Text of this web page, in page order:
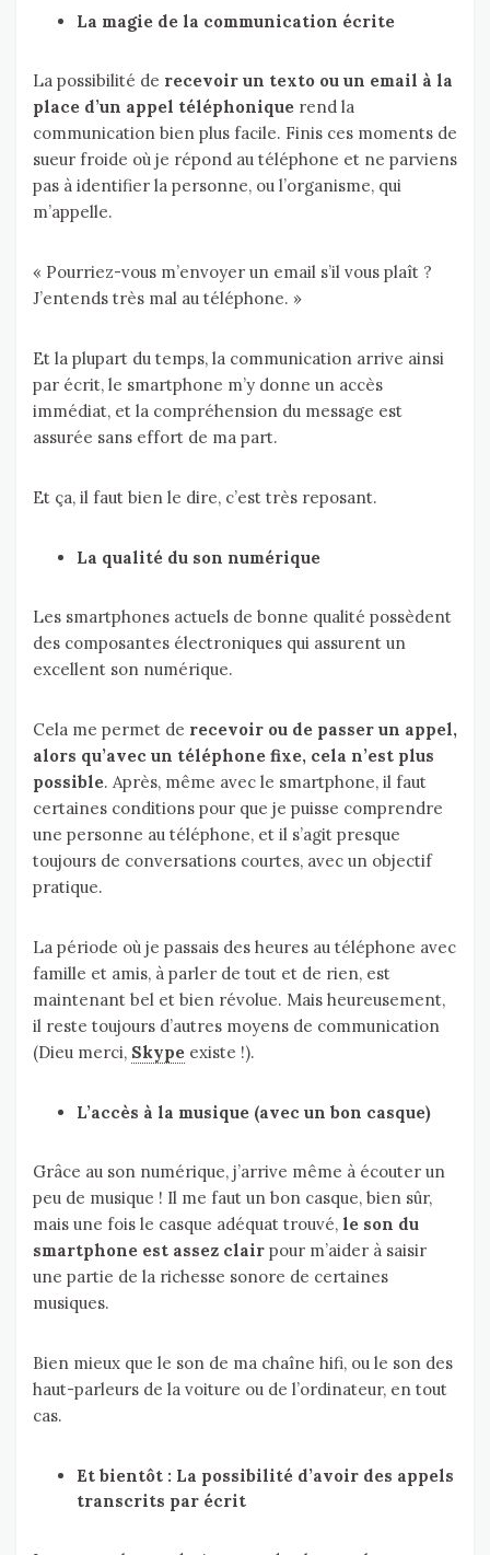
La magie de la communication écrite
La possibilité de recevoir un texto ou un email à la
place d’un appel téléphonique rend la
communication bien plus facile. Finis ces moments de
sueur froide où je répond au téléphone et ne parviens
pas à identifier la personne, ou l’organisme, qui
m’appelle.
« Pourriez-vous m’envoyer un email s’il vous plaît ?
J’entends très mal au téléphone. »
Et la plupart du temps, la communication arrive ainsi
par écrit, le smartphone m’y donne un accès
immédiat, et la compréhension du message est
assurée sans effort de ma part.
Et ça, il faut bien le dire, c’est très reposant.
La qualité du son numérique
Les smartphones actuels de bonne qualité possèdent
des composantes électroniques qui assurent un
excellent son numérique.
Cela me permet de recevoir ou de passer un appel,
alors qu’avec un téléphone fixe, cela n’est plus
possible. Après, même avec le smartphone, il faut
certaines conditions pour que je puisse comprendre
une personne au téléphone, et il s’agit presque
toujours de conversations courtes, avec un objectif
pratique.
La période où je passais des heures au téléphone avec
famille et amis, à parler de tout et de rien, est
maintenant bel et bien révolue. Mais heureusement,
il reste toujours d’autres moyens de communication
(Dieu merci, Skype existe !).
L’accès à la musique (avec un bon casque)
Grâce au son numérique, j’arrive même à écouter un
peu de musique ! Il me faut un bon casque, bien sûr,
mais une fois le casque adéquat trouvé, le son du
smartphone est assez clair pour m’aider à saisir
une partie de la richesse sonore de certaines
musiques.
Bien mieux que le son de ma chaîne hifi, ou le son des
haut-parleurs de la voiture ou de l’ordinateur, en tout
cas.
Et bientôt : La possibilité d’avoir des appels
transcrits par écrit